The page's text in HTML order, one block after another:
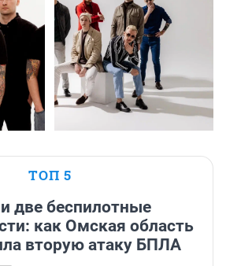
ТОП 5
две беспилотные
как Омская область
вторую атаку БПЛА